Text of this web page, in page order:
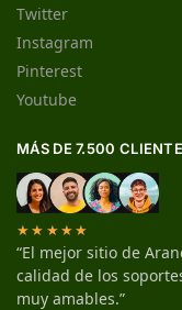
Twitter
Instagram
Pinterest
Youtube
MÁS DE 7.500
★★★★★
“El mejor sitio de
calidad de los
muy amables.”